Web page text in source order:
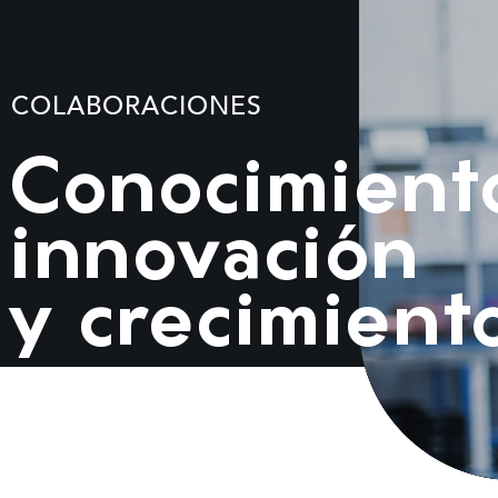
COLABORACIONES
innovación
y